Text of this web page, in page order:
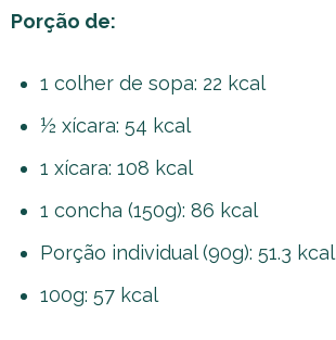
Porção de:
1 colher de sopa: 22 kcal
½ xícara: 54 kcal
1 xícara: 108 kcal
1 concha (150g): 86 kcal
Porção individual (90g): 51.3 kcal
100g: 57 kcal